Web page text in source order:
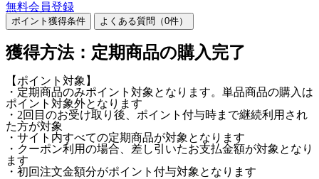
無料会員登録
ポイント獲得条件 よくある質問（0件）
獲得方法：定期商品の購入完了
【ポイント対象】
・定期商品のみポイント対象となります。単品商品の購入は
ポイント対象外となります
・2回目のお受け取り後、ポイント付与時まで継続利用され
た方が対象
・サイト内すべての定期商品が対象となります
・クーポン利用の場合、差し引いたお支払金額が対象となり
ます
・初回注文金額分がポイント付与対象となります